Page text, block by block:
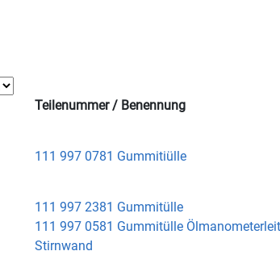
Teilenummer / Benennung
111 997 0781 Gummitiülle
111 997 2381 Gummitülle
111 997 0581 Gummitülle
Stirnwand